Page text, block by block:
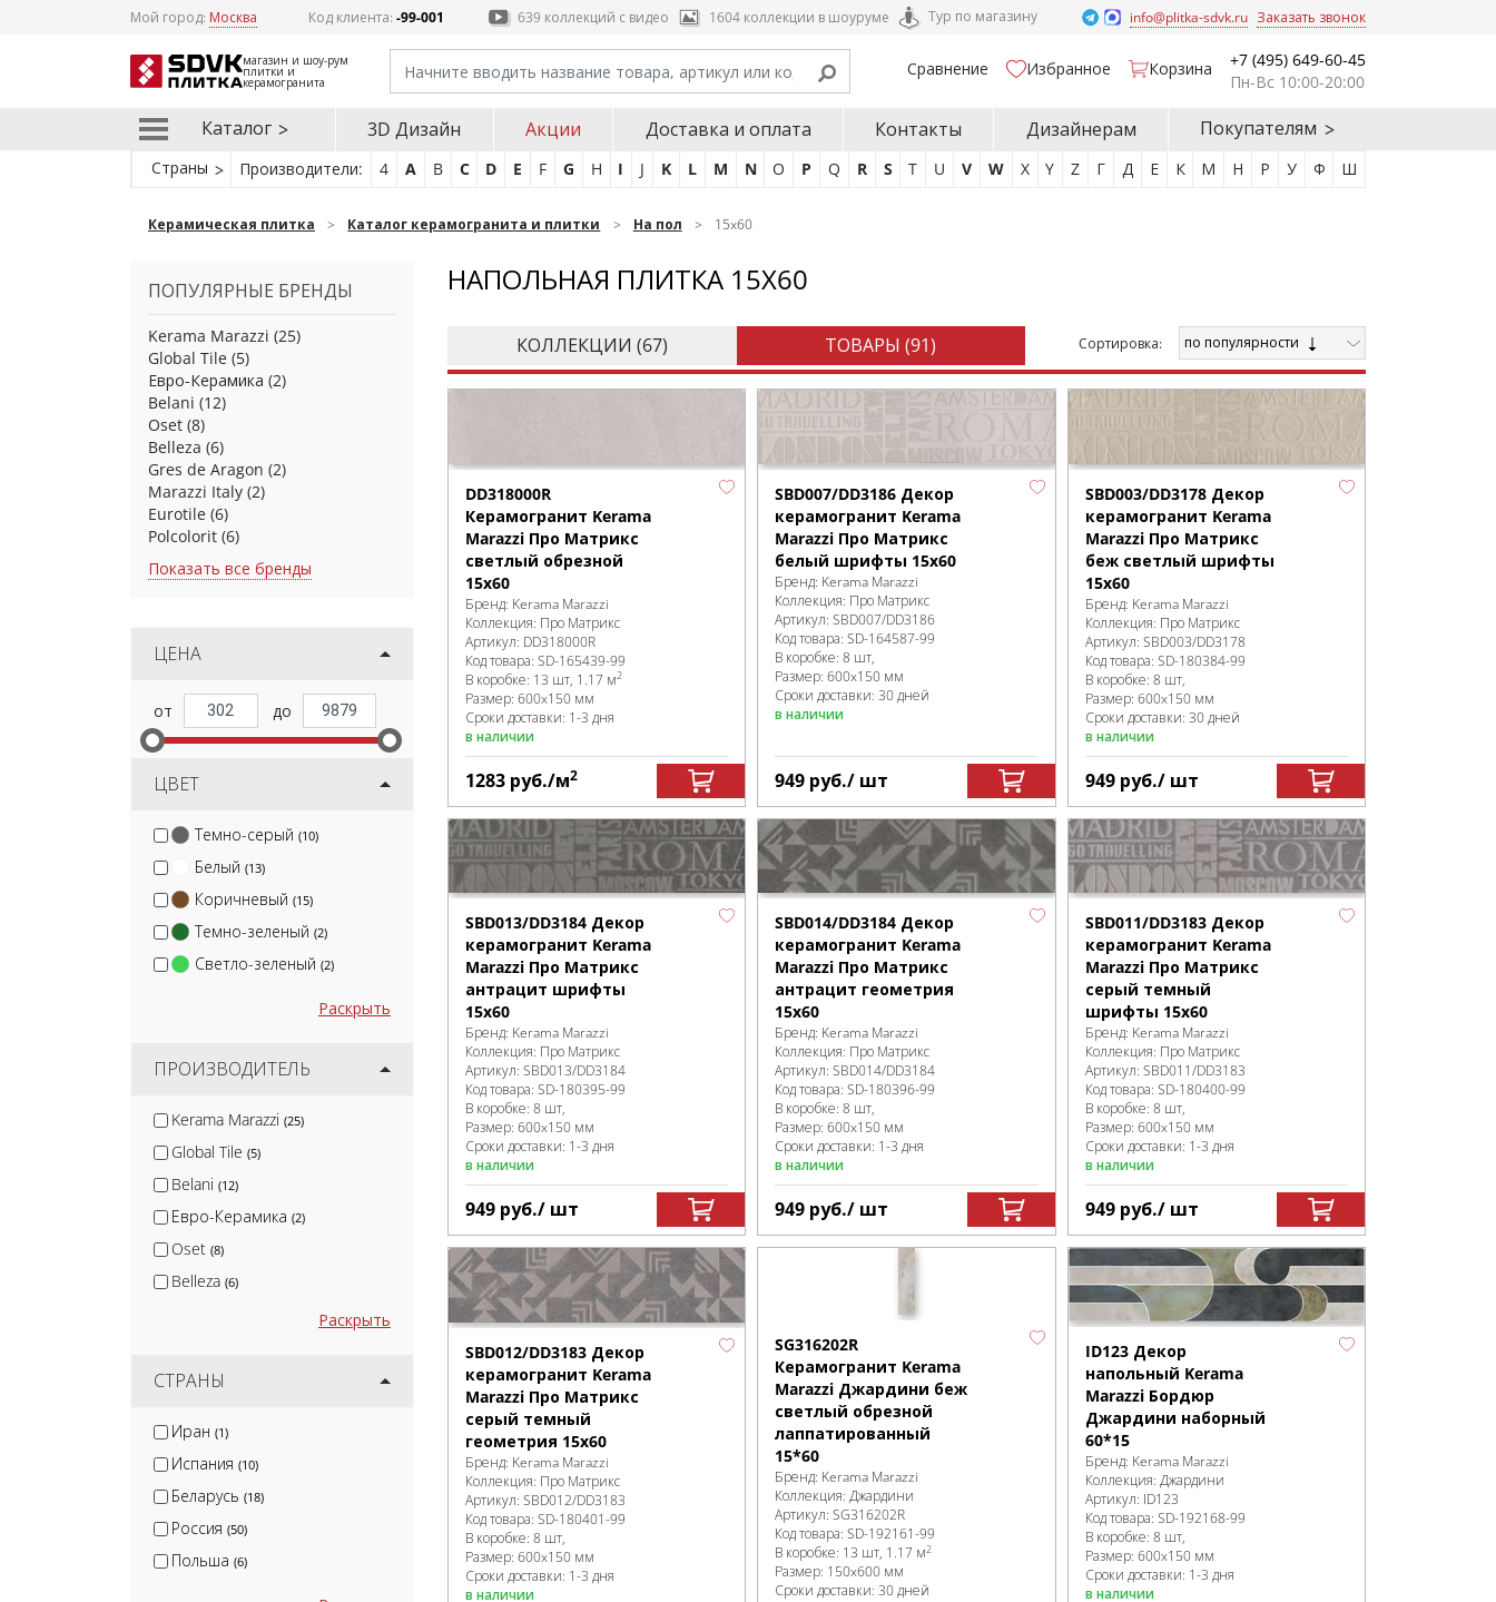
Мой город: Москва Код клиента:-99-001 639 коллекций с видео 1604 коллекции в шоуруме Тур по магазину info@plitka-sdvk.ru Заказать звонок
магазин и шоу-рум
плитки и
керамогранита
Сравнение Избранное Корзина
+7 (495) 649-60-45
Пн-Вс 10:00-20:00
Каталог 3D Дизайн Акции Доставка и оплата Контакты Дизайнерам Покупателям
Страны Производители: 4 A B C D E F G H I J K L M N O P Q R S T U V W X Y Z Г Д Е К М Н Р У Ф Ш
Керамическая плитка Каталог керамогранита и плитки На пол 15x60
ПОПУЛЯРНЫЕ БРЕНДЫ
Kerama Marazzi (25)
Global Tile (5)
Евро-Керамика (2)
Belani (12)
Oset (8)
Belleza (6)
Gres de Aragon (2)
Marazzi Italy (2)
Eurotile (6)
Polcolorit (6)
Показать все бренды
ЦЕНА
ЦВЕТ
Темно-серый (10)
Белый (13)
Коричневый (15)
Темно-зеленый (2)
Светло-зеленый (2)
Раскрыть
ПРОИЗВОДИТЕЛЬ
Kerama Marazzi (25)
Global Tile (5)
Belani (12)
Евро-Керамика (2)
Oset (8)
Belleza (6)
Eurotile
Kerranova
ProGRES Ceramica
Раскрыть
СТРАНЫ
Иран (1)
Испания (10)
Беларусь (18)
Россия (50)
Польша (6)
НАПОЛЬНАЯ ПЛИТКА 15X60
КОЛЛЕКЦИИ (67) ТОВАРЫ (91) Cортировка: по популярности
DD318000R
Керамогранит Kerama
Marazzi Про Матрикс
светлый обрезной
15x60
Бренд: Kerama Marazzi
Коллекция: Про Матрикс
Артикул: DD318000R
Код товара: SD-165439-99
В коробке: 13 шт, 1.17 м2
Размер: 600x150 мм
Сроки доставки: 1-3 дня
в наличии
1283 руб./м2
SBD007/DD3186 Декор
керамогранит Kerama
Marazzi Про Матрикс
белый шрифты 15x60
Бренд: Kerama Marazzi
Коллекция: Про Матрикс
Артикул:SBD007/DD3186
Код товара:SD-164587-99
В коробке:8 шт,
Размер:600x150 мм
Сроки доставки: 30 дней
в наличии
949 руб./ шт
SBD003/DD3178 Декор
керамогранит Kerama
Marazzi Про Матрикс
беж светлый шрифты
15x60
Бренд: Kerama Marazzi
Коллекция: Про Матрикс
Артикул: SBD003/DD3178
Код товара: SD-180384-99
В коробке: 8 шт,
Размер: 600x150 мм
Сроки доставки: 30 дней
в наличии
949 руб./ шт
SBD013/DD3184 Декор
керамогранит Kerama
Marazzi Про Матрикс
антрацит шрифты
15x60
Бренд: Kerama Marazzi
Коллекция: Про Матрикс
Артикул: SBD013/DD3184
Код товара: SD-180395-99
В коробке: 8 шт,
Размер: 600x150 мм
Сроки доставки: 1-3 дня
в наличии
949 руб./ шт
SBD014/DD3184 Декор
керамогранит Kerama
Marazzi Про Матрикс
антрацит геометрия
15x60
Бренд: Kerama Marazzi
Коллекция: Про Матрикс
Артикул:SBD014/DD3184
Код товара:SD-180396-99
В коробке:8 шт,
Размер:600x150 мм
Сроки доставки: 1-3 дня
в наличии
949 руб./ шт
SBD011/DD3183 Декор
керамогранит Kerama
Marazzi Про Матрикс
серый темный
шрифты 15x60
Бренд: Kerama Marazzi
Коллекция: Про Матрикс
Артикул: SBD011/DD3183
Код товара: SD-180400-99
В коробке: 8 шт,
Размер: 600x150 мм
Сроки доставки: 1-3 дня
в наличии
949 руб./ шт
SBD012/DD3183 Декор
керамогранит Kerama
Marazzi Про Матрикс
серый темный
геометрия 15x60
Бренд: Kerama Marazzi
Коллекция: Про Матрикс
Артикул: SBD012/DD3183
Код товара: SD-180401-99
В коробке: 8 шт,
Размер: 600x150 мм
Сроки доставки: 1-3 дня
в наличии
SG316202R
Керамогранит Kerama
Marazzi Джардини беж
светлый обрезной
лаппатированный
15*60
Бренд: Kerama Marazzi
Коллекция:Джардини
Артикул:SG316202R
Код товара:SD-192161-99
В коробке: 13 шт, 1.17 м2
Размер: 150x600 мм
Сроки доставки: 30 дней
ID123 Декор
напольный Kerama
Marazzi Бордюр
Джардини наборный
60*15
Бренд: Kerama Marazzi
Коллекция: Джардини
Артикул: ID123
Код товара: SD-192168-99
В коробке: 8 шт,
Размер: 600x150 мм
Сроки доставки: 1-3 дня
в наличии